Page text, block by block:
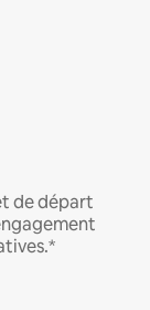
de départ